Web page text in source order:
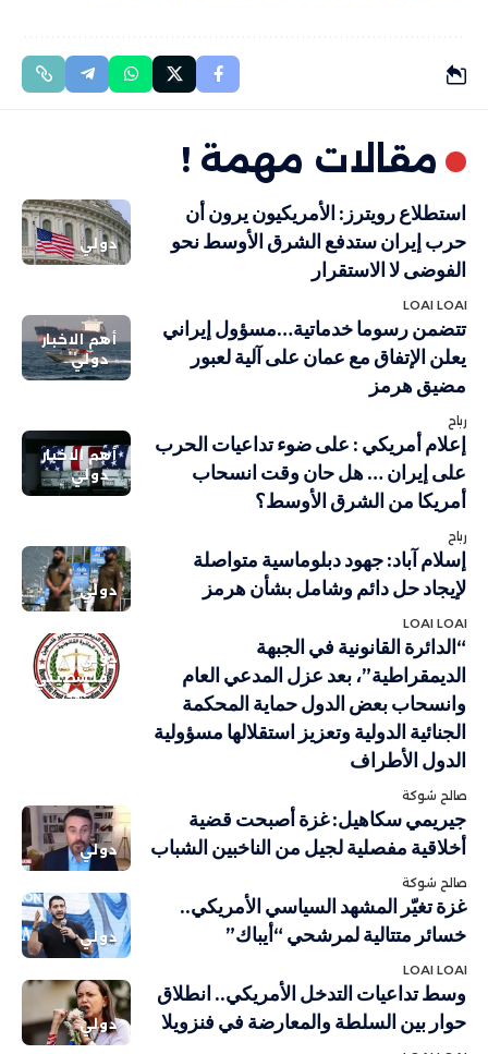
مقالات مهمة !
دولي
استطلاع رويترز: الأمريكيون يرون أن
حرب إيران ستدفع الشرق الأوسط نحو
الفوضى لا الاستقرار
LOAI LOAI
أهم الاخبار
دولي
تتضمن رسوما خدماتية…مسؤول إيراني
يعلن الإتفاق مع عمان على آلية لعبور
مضيق هرمز
رباح
أهم الاخبار
دولي
إعلام أمريكي : على ضوء تداعيات الحرب
على إيران … هل حان وقت انسحاب
أمريكا من الشرق الأوسط؟
رباح
دولي
إسلام آباد: جهود دبلوماسية متواصلة
لإيجاد حل دائم وشامل بشأن هرمز
LOAI LOAI
دولي
فلسطيني
“الدائرة القانونية في الجبهة
الديمقراطية”، بعد عزل المدعي العام
وانسحاب بعض الدول حماية المحكمة
الجنائية الدولية وتعزيز استقلالها مسؤولية
الدول الأطراف
صالح شوكة
دولي
جيريمي سكاهيل: غزة أصبحت قضية
أخلاقية مفصلية لجيل من الناخبين الشباب
صالح شوكة
دولي
غزة تغيّر المشهد السياسي الأمريكي..
خسائر متتالية لمرشحي “أيباك”
LOAI LOAI
دولي
وسط تداعيات التدخل الأمريكي.. انطلاق
حوار بين السلطة والمعارضة في فنزويلا